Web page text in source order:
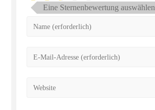
Eine Sternenbewertung auswählen